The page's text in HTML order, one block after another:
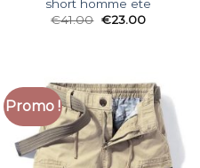
short homme ete
€41.00 €23.00
Promo !